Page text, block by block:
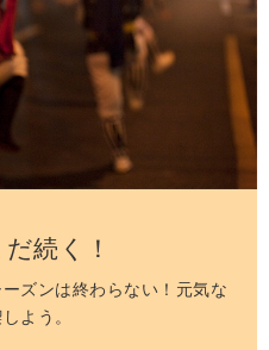
続く！
ズンは終わらない！ 元気な
よう。